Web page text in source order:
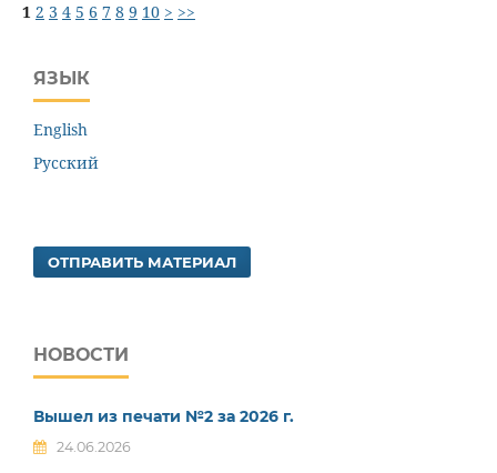
1 2 3 4 5 6 7 8 9 10 > >>
ЯЗЫК
English
Русский
ОТПРАВИТЬ МАТЕРИАЛ
НОВОСТИ
Вышел из печати №2 за 2026 г.
24.06.2026